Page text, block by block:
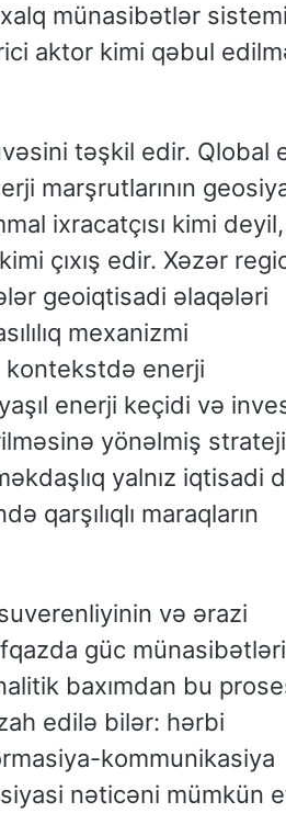
münasibətlər
aktor kimi qəbul
təşkil edir. Qlobal
marşrutlarının
ixracatçısı kimi
çıxış edir. Xəzər
geoiqtisadi əlaqələri
mexanizmi
kontekstdə enerji
enerji keçidi və
yönəlmiş strateji
yalnız iqtisadi
qarşılıqlı maraqların
və ərazi
güc
baxımdan bu
edilə bilər: hərbi
kommunikasiya
nəticəni mümkün